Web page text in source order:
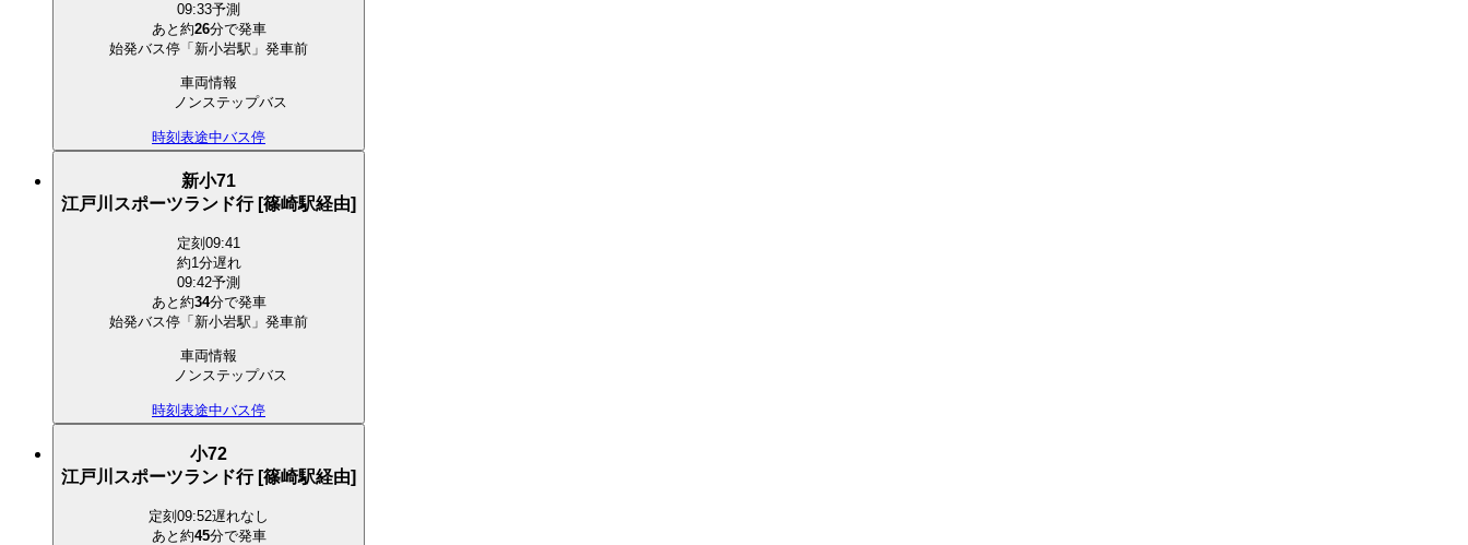
09:33予測
あと約26分で発車
始発バス停「新小岩駅」発車前
車両情報
ノンステップバス
時刻表途中バス停
新小71
江戸川スポーツランド行 [篠崎駅経由]
定刻 09:41
約1分遅れ
09:42予測
あと約34分で発車
始発バス停「新小岩駅」発車前
車両情報
ノンステップバス
時刻表途中バス停
小72
江戸川スポーツランド行 [篠崎駅経由]
定刻 09:52遅れなし
あと約45分で発車